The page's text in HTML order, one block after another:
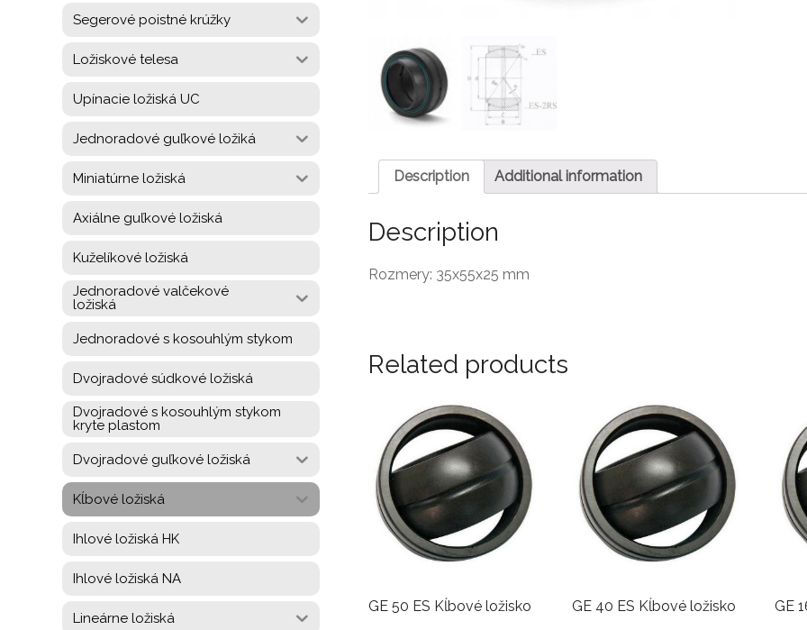
Description Additional information
Description
Rozmery: 35x55x25 mm
Related products
GE 50 ES Kĺbové ložisko GE 40 ES Kĺbové ložisko GE
Segerové poistné krúžky
Ložiskové telesa
Upínacie ložiská UC
Jednoradové guľkové ložiká
Miniatúrne ložiská
Axiálne guľkové ložiská
Kuželíkové ložiská
Jednoradové valčekové
ložiská
Jednoradové s kosouhlým stykom
Dvojradové súdkové ložiská
Dvojradové s kosouhlým stykom
kryte plastom
Dvojradové guľkové ložiská
Kĺbové ložiská
Ihlové ložiská HK
Ihlové ložiská NA
Lineárne ložiská